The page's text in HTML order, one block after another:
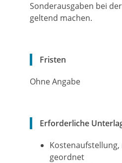
Sonderausgaben bei
geltend machen.
Fristen
Ohne Angabe
Erforderliche
Kostenaufstellung,
geordnet